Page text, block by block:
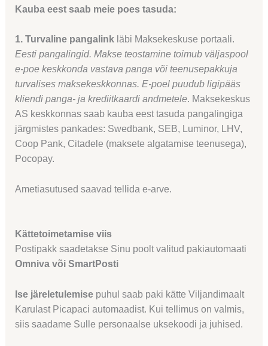
Kauba eest saab meie poes tasuda:
1. Turvaline pangalinkläbi Maksekeskuse portaali.
Eesti pangalingid. Makse teostamine toimub väljaspool
e-poe keskkonda vastava panga või teenusepakkuja
turvalises maksekeskkonnas. E-poel puudub ligipääs
kliendi panga- ja krediitkaardi andmetele. Maksekeskus
AS keskkonnas saab kauba eest tasuda pangalingiga
järgmistes pankades: Swedbank, SEB, Luminor, LHV,
Coop Pank, Citadele (maksete algatamise teenusega),
Pocopay.
Ametiasutused saavad tellida e-arve.
Kättetoimetamise viis
Postipakk saadetakse Sinu poolt valitud pakiautomaati
Omniva või SmartPosti
Ise järeletulemisepuhul saab paki kätte Viljandimaalt
Karulast Picapaci automaadist. Kui tellimus on valmis,
siis saadame Sulle personaalse uksekoodi ja juhised.